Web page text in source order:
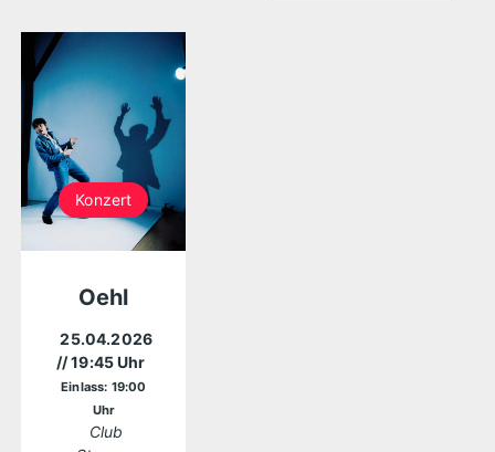
Konzert
Oehl
25.04.2026
// 19:45 Uhr
Einlass: 19:00
Uhr
Club